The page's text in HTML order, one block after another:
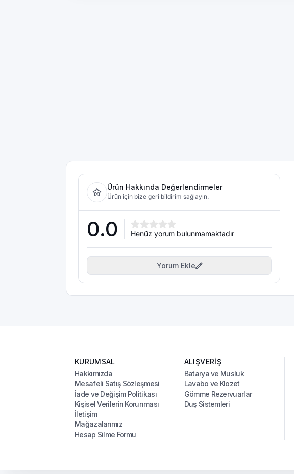
Ürün Hakkında Değerlendirmeler
Ürün için bize geri bildirim sağlayın.
0.0 Henüz yorum bulunmamaktadır
Yorum Ekle
KURUMSAL
Hakkımızda
Mesafeli Satış Sözleşmesi
İade ve Değişim Politikası
Kişisel Verilerin Korunması
İletişim
Mağazalarımız
Hesap Silme Formu
ALIŞVERİŞ
Batarya ve Musluk
Lavabo ve Klozet
Gömme Rezervuarlar
Duş Sistemleri